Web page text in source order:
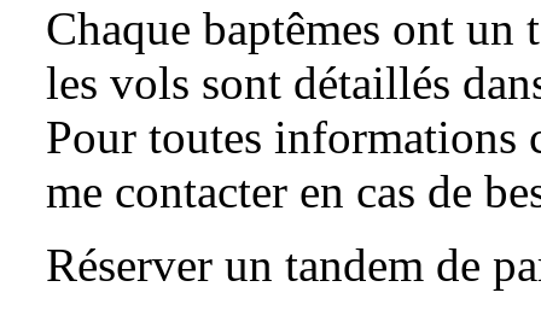
Chaque baptêmes ont
les vols sont détaillés
Pour toutes informations
me contacter en cas de
Réserver un tandem de